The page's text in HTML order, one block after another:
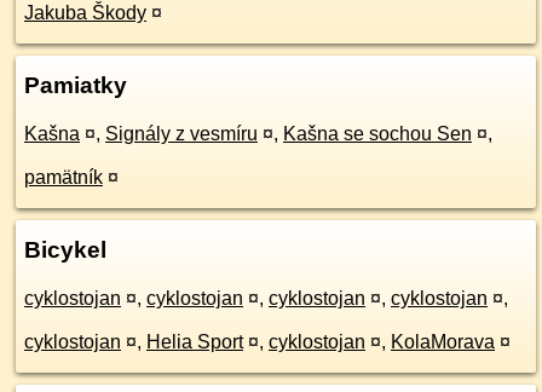
Jakuba Škody ¤
Pamiatky
Kašna ¤, Signály z vesmíru ¤, Kašna se sochou Sen ¤,
pamätník ¤
Bicykel
cyklostojan ¤, cyklostojan ¤, cyklostojan ¤, cyklostojan ¤,
cyklostojan ¤, Helia Sport ¤, cyklostojan ¤, KolaMorava ¤